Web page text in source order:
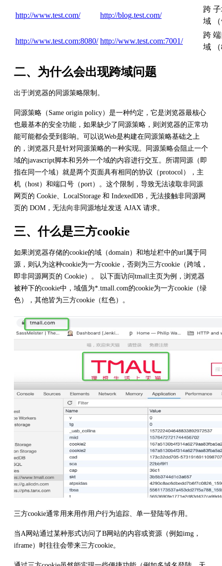
http://www.test.com/ http://blog.test.com/
跨
域
http://www.test.com:8080/ http://www.test.com:7001/
跨
域
二、为什么会出现跨域问题
出于浏览器的同源策略限制。
同源策略（Same origin policy）是一种约定，它是浏览器最核心
也最基本的安全功能，如果缺少了同源策略，则浏览器的正常功
能可能都会受到影响。可以说Web是构建在同源策略基础之上
的，浏览器只是针对同源策略的一种实现。同源策略会阻止一个
域的javascript脚本和另外一个域的内容进行交互。所谓同源（即
指在同一个域）就是两个页面具有相同的协议（protocol），主
机（host）和端口号（port）。这个限制，导致无法读取非同源
网页的 Cookie、LocalStorage 和 IndexedDB，无法接触非同源网
页的 DOM，无法向非同源地址发送 AJAX 请求。
三、什么是三方cookie
如果浏览器存储的cookie的域（domain）和地址栏中的url属于同
源，则认为这种cookie为一方cookie，否则为三方cookie（跨域，
即非同源网页的 Cookie）。 以下面访问tmall主页为例，浏览器
被种下的cookie中，域值为*.tmall.com的cookie为一方cookie（绿
色），其他皆为三方cookie（红色）。
三方cookie通常用来用作用户行为追踪、单一登陆等作用。
当A网站通过某种形式访问了B网站的内容或资源（例如img，
iframe）时往往会带来三方cookie。